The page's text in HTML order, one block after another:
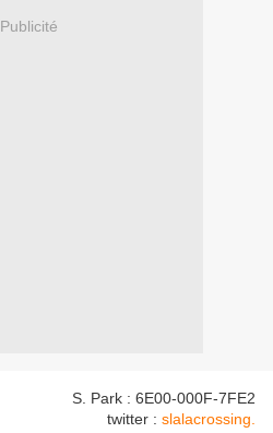
Publicité
S. Park : 6E00-000F-7FE2
twitter : slalacrossing.